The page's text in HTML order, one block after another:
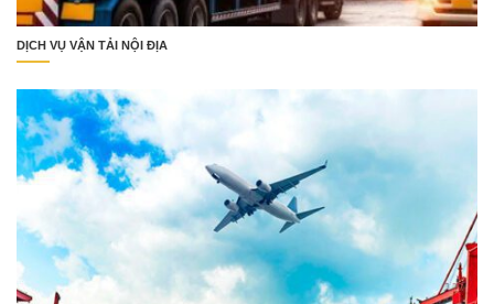
DỊCH VỤ VẬN TẢI NỘI ĐỊA